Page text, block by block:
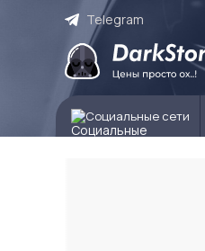
Telegram
Социальные сети